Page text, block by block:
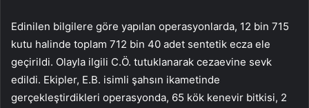
Edinilen bilgilere göre yapılan operasyonlarda, 12 bin 715
kutu halinde toplam 712 bin 40 adet sentetik ecza ele
geçirildi. Olayla ilgili C.Ö. tutuklanarak cezaevine sevk
edildi. Ekipler, E.B. isimli şahsın ikametinde
gerçekleştirdikleri operasyonda, 65 kök kenevir bitkisi, 2